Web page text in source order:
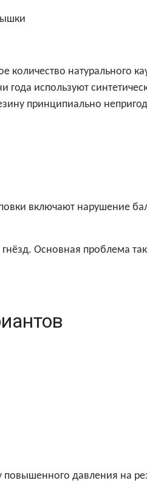
натурального
используют
принципиально
включают нарушение
Основная проблема
давления на